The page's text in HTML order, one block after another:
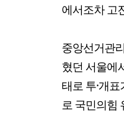
에서조차 고
중앙선거관
혔던 서울에
태로 투·개
로 국민의힘